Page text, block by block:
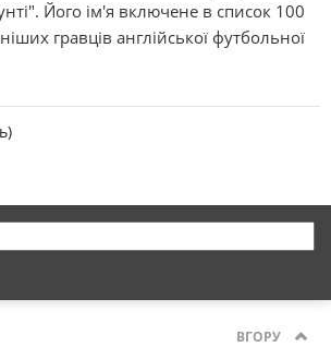
Його ім'я включене в список 100
гравців англійської футбольної
ВГОРУ